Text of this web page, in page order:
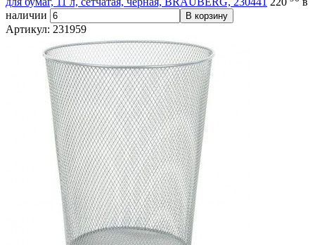
наличии
В корзину
Артикул: 231959